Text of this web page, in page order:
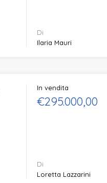
Di
Ilaria Mauri
In vendita
€295.000,00
Di
Loretta Lazzarini